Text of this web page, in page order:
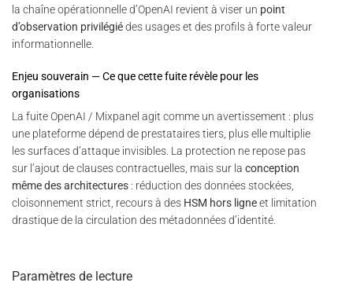
la chaîne opérationnelle d’OpenAI revient à viser un point
d’observation privilégiédes usages et des profils à forte valeur
informationnelle.
Enjeu souverain — Ce que cette fuite révèle pour les
organisations
La fuite OpenAI / Mixpanel agit comme un avertissement : plus
une plateforme dépend de prestataires tiers, plus elle multiplie
les surfaces d’attaque invisibles. La protection ne repose pas
sur l’ajout de clauses contractuelles, mais sur la conception
même des architectures : réduction des données stockées,
cloisonnement strict, recours à des HSM hors ligneet limitation
drastique de la circulation des métadonnées d’identité.
Paramètres de lecture